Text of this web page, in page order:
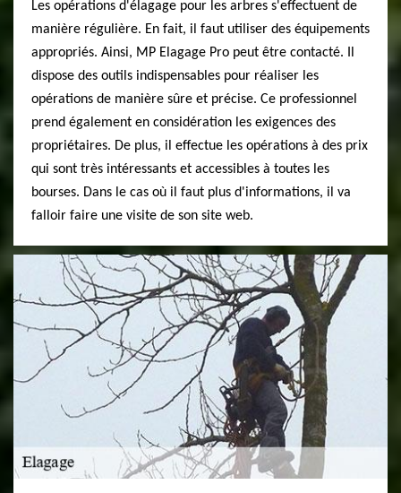
Les opérations d'élagage pour les arbres s'effectuent de
manière régulière. En fait, il faut utiliser des équipements
appropriés. Ainsi, MP Elagage Pro peut être contacté. Il
dispose des outils indispensables pour réaliser les
opérations de manière sûre et précise. Ce professionnel
prend également en considération les exigences des
propriétaires. De plus, il effectue les opérations à des prix
qui sont très intéressants et accessibles à toutes les
bourses. Dans le cas où il faut plus d'informations, il va
falloir faire une visite de son site web.